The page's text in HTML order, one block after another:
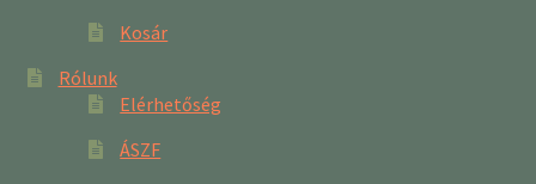
Kosár
Rólunk
Elérhetőség
ÁSZF